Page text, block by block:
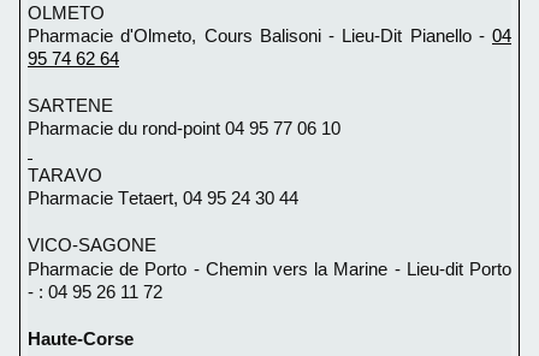
OLMETO
Pharmacie d'Olmeto, Cours Balisoni - Lieu-Dit Pianello - 04
95 74 62 64
SARTENE
Pharmacie du rond-point 04 95 77 06 10
TARAVO
Pharmacie Tetaert, 04 95 24 30 44
VICO-SAGONE
Pharmacie de Porto - Chemin vers la Marine - Lieu-dit Porto
- : 04 95 26 11 72
Haute-Corse